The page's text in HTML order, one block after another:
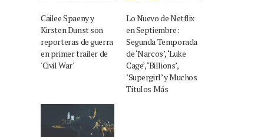
Cailee Spaeny y
Kirsten Dunst son
reporteras de guerra
en primer trailer de
'Civil War'
Lo Nuevo de Netflix
en Septiembre:
Segunda Temporada
de ‘Narcos’, ‘Luke
Cage’, ‘Billions’,
‘Supergirl’ y Muchos
Títulos Más